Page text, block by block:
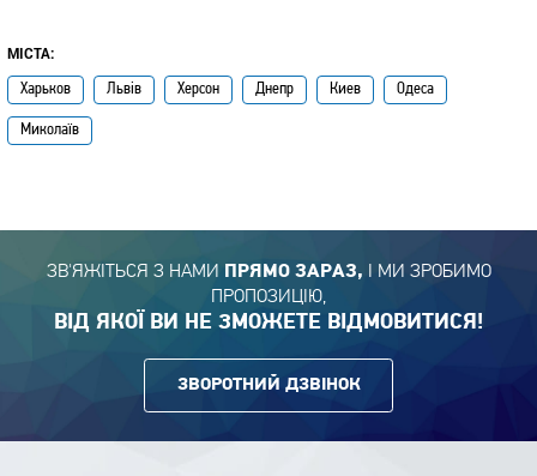
МІСТА:
Харьков Львів Херсон Днепр Киев Одеса
Миколаїв
ЗВ'ЯЖІТЬСЯ З НАМИ ПРЯМО ЗАРАЗ, І МИ ЗРОБИМО
ПРОПОЗИЦІЮ,
ВІД ЯКОЇ ВИ НЕ ЗМОЖЕТЕ ВІДМОВИТИСЯ!
ЗВОРОТНИЙ ДЗВІНОК